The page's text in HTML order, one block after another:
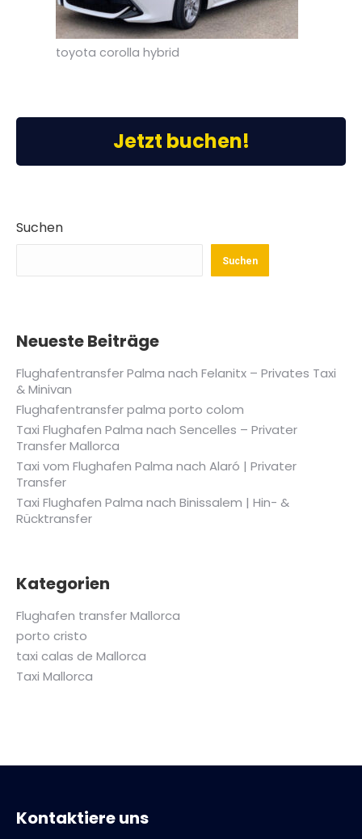
toyota corolla hybrid
Jetzt buchen!
Suchen
Suchen
Neueste Beiträge
Flughafentransfer Palma nach Felanitx – Privates Taxi
& Minivan
Flughafentransfer palma porto colom
Taxi Flughafen Palma nach Sencelles – Privater
Transfer Mallorca
Taxi vom Flughafen Palma nach Alaró | Privater
Transfer
Taxi Flughafen Palma nach Binissalem | Hin- &
Rücktransfer
Kategorien
Flughafen transfer Mallorca
porto cristo
taxi calas de Mallorca
Taxi Mallorca
Kontaktiere uns